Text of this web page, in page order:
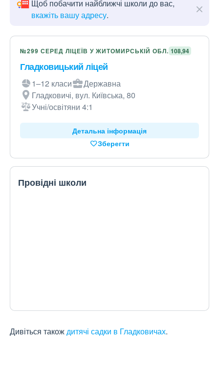
Щоб побачити найближчі школи до вас,
вкажіть вашу адресу.
№299 СЕРЕД ЛІЦЕЇВ У ЖИТОМИРСЬКІЙ ОБЛ. 108,94
Гладковицький ліцей
1–12 класи
Державна
Гладковичі, вул. Київська, 80
Учні/освітяни 4:1
Детальна інформація
Зберегти
Провідні школи
Дивіться такождитячі садки в Гладковичах.